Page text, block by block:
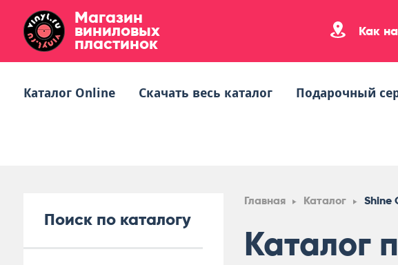
Магазин
виниловых
пластинок
Как
Каталог Online Скачать весь каталог Подарочный
Поиск по каталогу
Главная Каталог Shine
Каталог